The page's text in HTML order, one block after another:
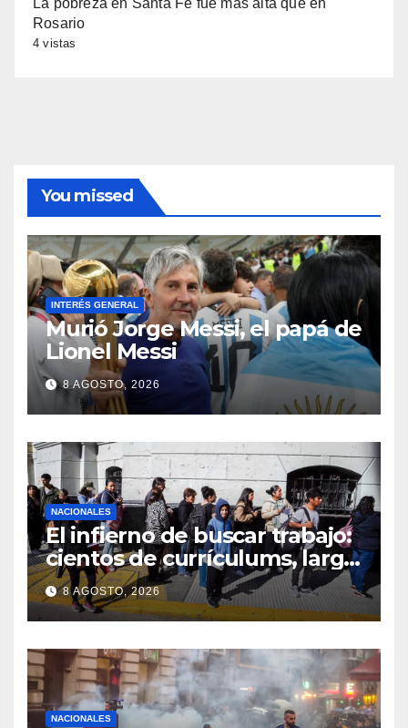
La pobreza en Santa Fe fue más alta que en
Rosario
4 vistas
You missed
INTERÉS GENERAL
Murió Jorge Messi, el papá de
Lionel Messi
8 AGOSTO, 2026
NACIONALES
El infierno de buscar trabajo:
cientos de currículums, larga
espera y menos puestos
registrados
8 AGOSTO, 2026
NACIONALES